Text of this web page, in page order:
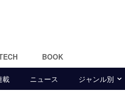
BOOK
載 ニュース ジャンル別